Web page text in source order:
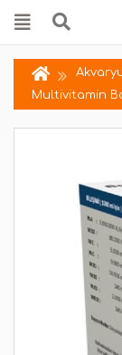
Multivitamin